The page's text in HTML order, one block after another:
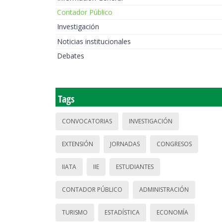
Contador Público
Investigación
Noticias institucionales
Debates
Tags
CONVOCATORIAS INVESTIGACIÓN
EXTENSIÓN JORNADAS CONGRESOS
IIATA IIE ESTUDIANTES
CONTADOR PÚBLICO ADMINISTRACIÓN
TURISMO ESTADÍSTICA ECONOMÍA